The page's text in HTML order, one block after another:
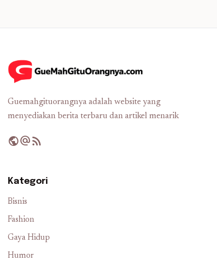
Guemahgituorangnya adalah website yang
menyediakan berita terbaru dan artikel menarik
publicalternate_emailrss_feed
Kategori
Bisnis
Fashion
Gaya Hidup
Humor